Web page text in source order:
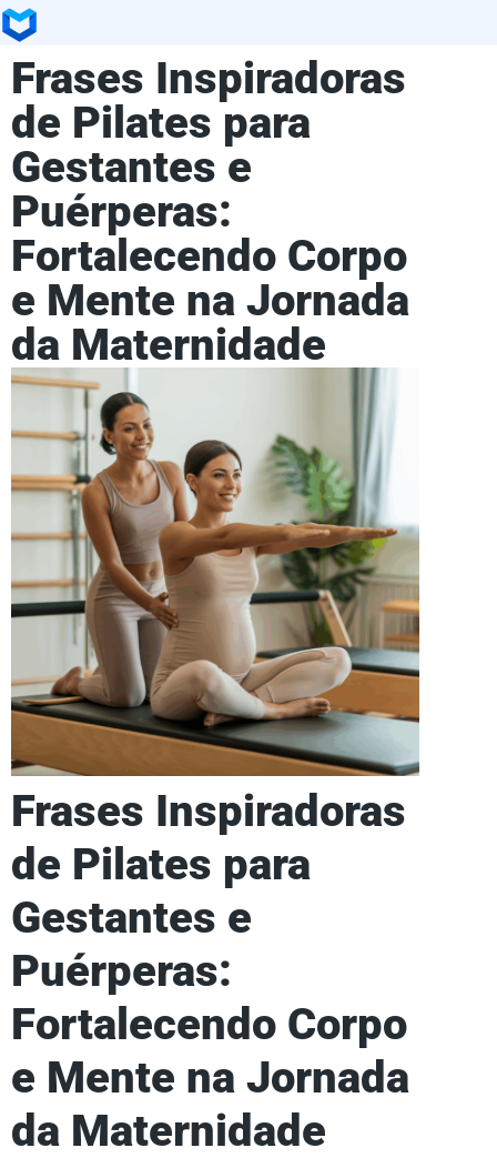
Frases Inspiradoras
de Pilates para
Gestantes e
Puérperas:
Fortalecendo Corpo
e Mente na Jornada
da Maternidade
Frases Inspiradoras
de Pilates para
Gestantes e
Puérperas:
Fortalecendo Corpo
e Mente na Jornada
da Maternidade